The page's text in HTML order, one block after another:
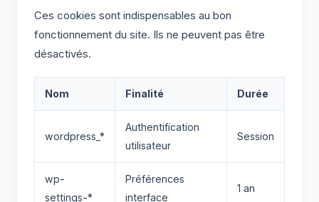
Ces cookies sont indispensables au bon
fonctionnement du site. Ils ne peuvent pas être
désactivés.
Nom Finalité Durée
wordpress_*
Authentification
utilisateur
Session
wp-
settings-*
Préférences
interface
1 an